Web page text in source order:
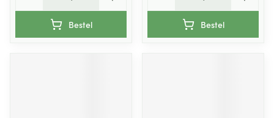
Bestel Bestel